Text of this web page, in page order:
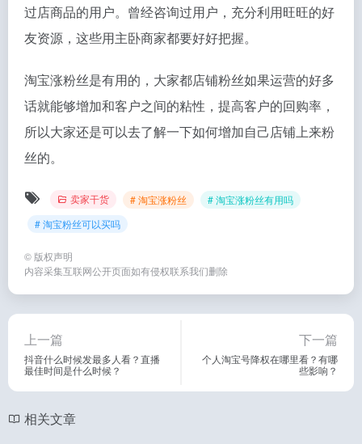
过店商品的用户。曾经咨询过用户，充分利用旺旺的好
友资源，这些用主卧商家都要好好把握。
淘宝涨粉丝是有用的，大家都店铺粉丝如果运营的好多
话就能够增加和客户之间的粘性，提高客户的回购率，
所以大家还是可以去了解一下如何增加自己店铺上来粉
丝的。
卖家干货 # 淘宝涨粉丝
# 淘宝涨粉丝有用吗
# 淘宝粉丝可以买吗
© 版权声明
内容采集互联网公开页面如有侵权联系我们删除
上一篇
抖音什么时候发最多人看？直播
最佳时间是什么时候？
下一篇
个人淘宝号降权在哪里看？有哪
些影响？
相关文章